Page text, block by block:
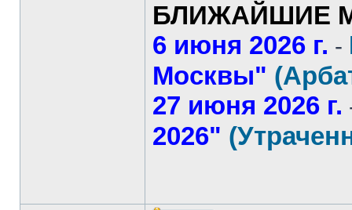
БЛИЖАЙШИЕ
6 июня 2026 г. -
Москвы"
27 июня 2026 г.
2026"